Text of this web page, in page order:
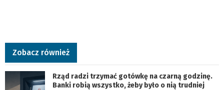
Zobacz również
Rząd radzi trzymać gotówkę na czarną godzinę.
Banki robią wszystko, żeby było o nią trudniej